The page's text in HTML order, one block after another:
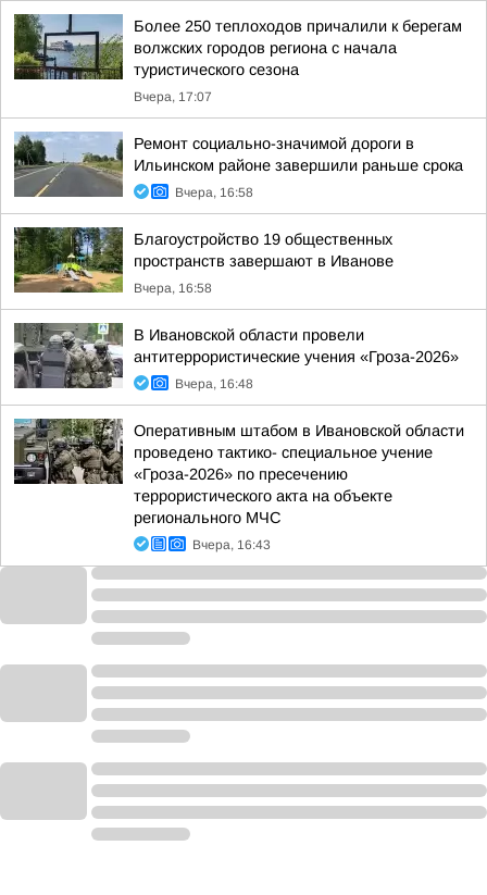
Более 250 теплоходов причалили к берегам
волжских городов региона с начала
туристического сезона
Вчера, 17:07
Ремонт социально-значимой дороги в
Ильинском районе завершили раньше срока
Вчера, 16:58
Благоустройство 19 общественных
пространств завершают в Иванове
Вчера, 16:58
В Ивановской области провели
антитеррористические учения «Гроза-2026»
Вчера, 16:48
Оперативным штабом в Ивановской области
проведено тактико- специальное учение
«Гроза-2026» по пресечению
террористического акта на объекте
регионального МЧС
Вчера, 16:43